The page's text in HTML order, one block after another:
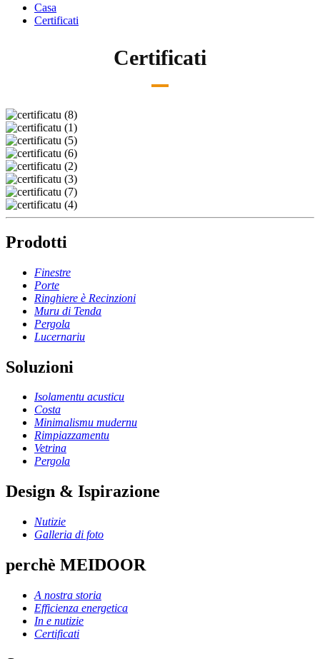
Casa
Certificati
Certificati
Prodotti
Finestre
Porte
Ringhiere è Recinzioni
Muru di Tenda
Pergola
Lucernariu
Soluzioni
Isolamentu acusticu
Costa
Minimalismu mudernu
Rimpiazzamentu
Vetrina
Pergola
Design & Ispirazione
Nutizie
Galleria di foto
perchè MEIDOOR
A nostra storia
Efficienza energetica
In e nutizie
Certificati